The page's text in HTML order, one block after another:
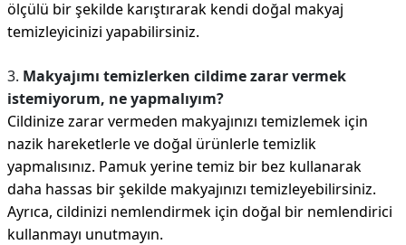
ölçülü bir şekilde karıştırarak kendi doğal makyaj
temizleyicinizi yapabilirsiniz.
3. Makyajımı temizlerken cildime zarar vermek
istemiyorum, ne yapmalıyım?
Cildinize zarar vermeden makyajınızı temizlemek için
nazik hareketlerle ve doğal ürünlerle temizlik
yapmalısınız. Pamuk yerine temiz bir bez kullanarak
daha hassas bir şekilde makyajınızı temizleyebilirsiniz.
Ayrıca, cildinizi nemlendirmek için doğal bir nemlendirici
kullanmayı unutmayın.